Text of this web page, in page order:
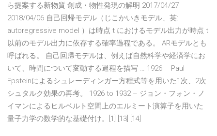
ら提案する新物質 創成・物性発現の解明 2017/04/27
2018/04/06 自己回帰モデル（じこかいきモデル、英:
autoregressive model ）は時点 t におけるモデル出力が時点 t
以前のモデル出力に依存する確率過程である。 ARモデルとも
呼ばれる。 自己回帰モデルは、例えば自然科学や経済学にお
いて、時間について変動する過程を描写 … 1926 – Paul
Epsteinによるシュレーディンガー方程式等を用いた1次、2次
シュタルク効果の再考。 1926 to 1932 – ジョン・フォン・ノ
イマンによるヒルベルト空間上のエルミート演算子を用いた
量子力学の数学的な基礎付け。[1] [13] [14]